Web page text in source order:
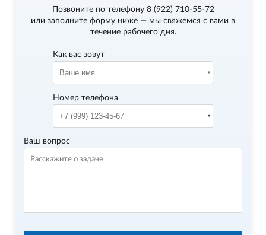
Позвоните по телефону 8 (922) 710-55-72
или заполните форму ниже — мы свяжемся с вами в
течение рабочего дня.
Как вас зовут
Номер телефона
Ваш вопрос